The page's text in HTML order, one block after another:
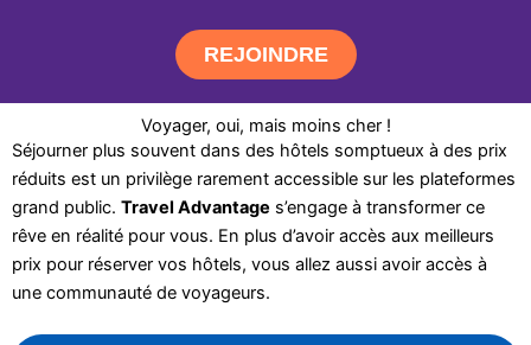
REJOINDRE
Voyager, oui, mais moins cher !
Séjourner plus souvent dans des hôtels somptueux à des prix
réduits est un privilège rarement accessible sur les plateformes
grand public. Travel Advantage s’engage à transformer ce
rêve en réalité pour vous. En plus d’avoir accès aux meilleurs
prix pour réserver vos hôtels, vous allez aussi avoir accès à
une communauté de voyageurs.